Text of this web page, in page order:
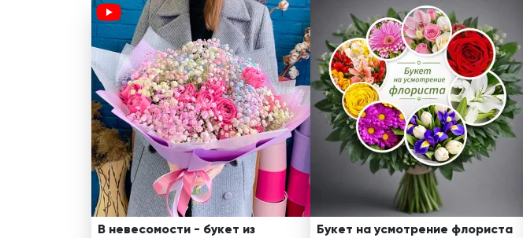
В невесомости - букет из
Букет на усмотрение флориста